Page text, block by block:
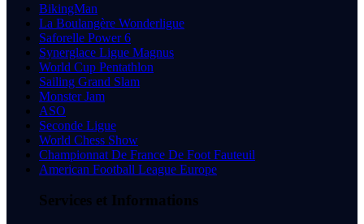
BikingMan
La Boulangère Wonderligue
Saforelle Power 6
Synerglace Ligue Magnus
World Cup Pentathlon
Sailing Grand Slam
Monster Jam
ASO
Seconde Ligue
World Chess Show
Championnat De France De Foot Fauteuil
American Football League Europe
Services et Informations